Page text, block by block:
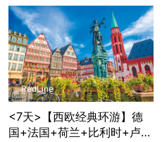
RedLine
<7天>【西欧经典环游】德
国+法国+荷兰+比利时+卢森